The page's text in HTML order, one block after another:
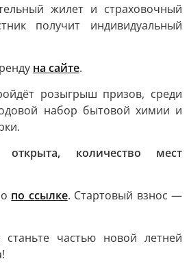
жилет и страховочный
получит индивидуальный
на сайте.
розыгрыш призов, среди
набор бытовой химии и
открыта, количество мест
по ссылке. Стартовый взнос —
станьте частью новой летней